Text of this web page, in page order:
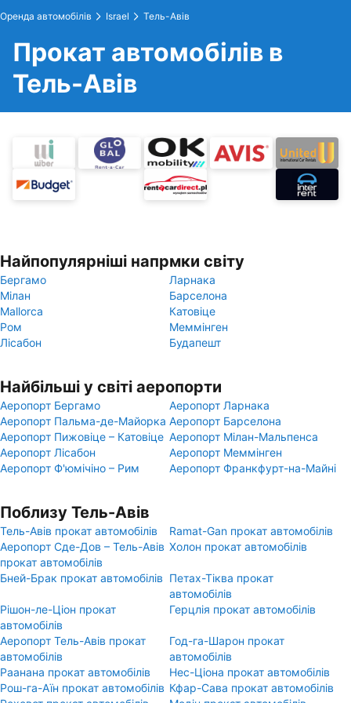
Оренда автомобілів Israel Тель-Авів
Прокат автомобілів в
Тель-Авів
Найпопулярніші напрмки світу
Бергамо
Ларнака
Мілан
Барселона
Mallorca
Катовіце
Ром
Меммінген
Лісабон
Будапешт
Найбільші у світі аеропорти
Аеропорт Бергамо
Аеропорт Ларнака
Аеропорт Пальма-де-Майорка Аеропорт Барселона
Аеропорт Пижовіце – Катовіце Аеропорт Мілан-Мальпенса
Аеропорт Лісабон
Аеропорт Меммінген
Аеропорт Ф'юмічіно – Рим
Аеропорт Франкфурт-на-Майні
Поблизу Тель-Авів
Тель-Авів прокат автомобілів
Ramat-Gan прокат автомобілів
Аеропорт Сде-Дов – Тель-Авів
прокат автомобілів
Холон прокат автомобілів
Бней-Брак прокат автомобілів Петах-Тіква прокат
автомобілів
Рішон-ле-Ціон прокат
автомобілів
Герцлія прокат автомобілів
Аеропорт Тель-Авів прокат
автомобілів
Год-га-Шарон прокат
автомобілів
Раанана прокат автомобілів
Нес-Ціона прокат автомобілів
Рош-га-Аїн прокат автомобілів Кфар-Сава прокат автомобілів